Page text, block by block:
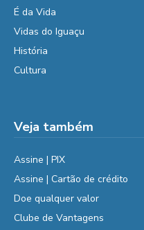
É da Vida
Vidas do Iguaçu
História
Cultura
Veja também
Assine | PIX
Assine | Cartão de crédito
Doe qualquer valor
Clube de Vantagens